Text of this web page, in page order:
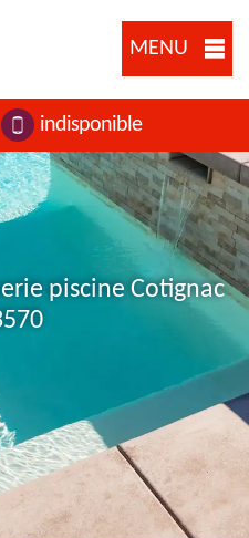
MENU
indisponible
piscine Cotignac